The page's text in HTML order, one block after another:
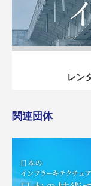
レン
関連団体